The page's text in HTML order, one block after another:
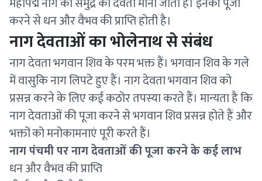
करने से धन और वैभव की प्राप्ति होती है।
नाग देवताओं का भोलेनाथ से संबंध
नाग देवता भगवान शिव के परम भक्त हैं। भगवान शिव के गले
में वासुकि नाग लिपटे हुए हैं। नाग देवता भगवान शिव को
प्रसन्न करने के लिए कई कठोर तपस्या करते हैं। मान्यता है कि
नाग देवताओं की पूजा करने से भगवान शिव प्रसन्न होते हैं और
भक्तों को मनोकामनाएं पूरी करते हैं।
नाग पंचमी पर नाग देवताओं की पूजा करने के कई लाभ
धन और वैभव की प्राप्ति